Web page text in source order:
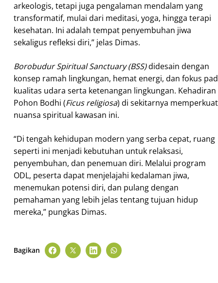
arkeologis, tetapi juga pengalaman mendalam yang
transformatif, mulai dari meditasi, yoga, hingga terapi
kesehatan. Ini adalah tempat penyembuhan jiwa
sekaligus refleksi diri,” jelas Dimas.
Borobudur Spiritual Sanctuary (BSS)didesain dengan
konsep ramah lingkungan, hemat energi, dan fokus
kualitas udara serta ketenangan lingkungan. Kehadiran
Pohon Bodhi (Ficus religiosa) di sekitarnya memperkuat
nuansa spiritual kawasan ini.
“Di tengah kehidupan modern yang serba cepat, ruang
seperti ini menjadi kebutuhan untuk relaksasi,
penyembuhan, dan penemuan diri. Melalui program
ODL, peserta dapat menjelajahi kedalaman jiwa,
menemukan potensi diri, dan pulang dengan
pemahaman yang lebih jelas tentang tujuan hidup
mereka,” pungkas Dimas.
Bagikan